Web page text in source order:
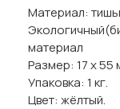
Материал:
материал
Размер: 17 х 55
Упаковка: 1 кг.
Цвет: жёлтый.